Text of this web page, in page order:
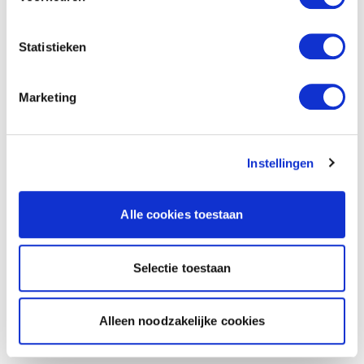
Statistieken
Marketing
Instellingen
Alle cookies toestaan
Selectie toestaan
Alleen noodzakelijke cookies